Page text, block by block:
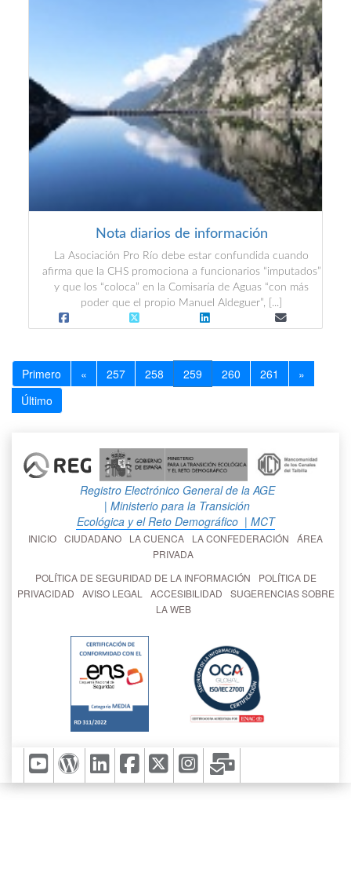
Nota diarios de información
La Asociación Pro Río debe estar confundida cuando
afirma que la CHS promociona a funcionarios “imputados”
y que los “coloca” en la Comisaría de Aguas “con más
poder que el propio Manuel Aldeguer”, [...]
Primero « 257 258 259 260 261
»
Último
Registro Electrónico General de la AGE
| Ministerio para la Transición
Ecológica y el Reto Demográfico | MCT
INICIO CIUDADANO LA CUENCA LA CONFEDERACIÓN
ÁREA
PRIVADA
POLÍTICA DE SEGURIDAD DE LA INFORMACIÓN
POLÍTICA DE
PRIVACIDAD
AVISO LEGAL ACCESIBILIDAD
SUGERENCIAS SOBRE
LA WEB